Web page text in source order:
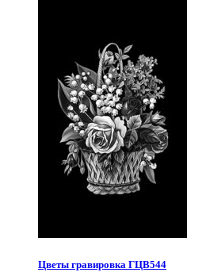
Цветы гравировка ГЦВ544